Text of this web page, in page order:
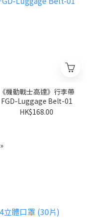
《機動戰士高達》行李帶
FGD-Luggage Belt-01
HK$168.00
»